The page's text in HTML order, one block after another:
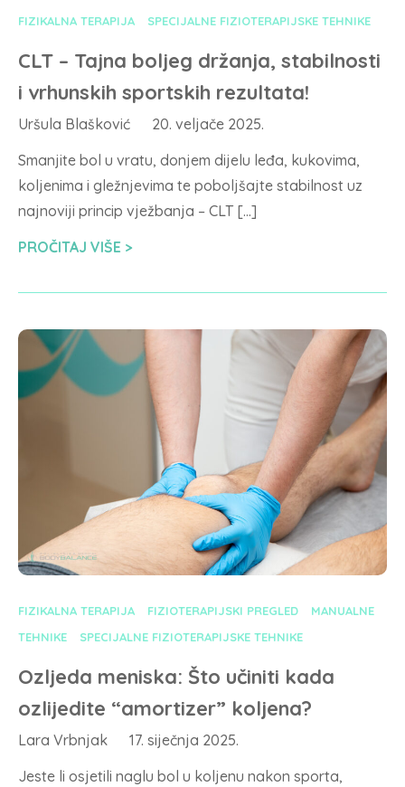
FIZIKALNA TERAPIJA SPECIJALNE FIZIOTERAPIJSKE TEHNIKE
CLT – Tajna boljeg držanja, stabilnosti
i vrhunskih sportskih rezultata!
Uršula Blašković
20. veljače 2025.
Smanjite bol u vratu, donjem dijelu leđa, kukovima,
koljenima i gležnjevima te poboljšajte stabilnost uz
najnoviji princip vježbanja – CLT […]
PROČITAJ VIŠE
FIZIKALNA TERAPIJA FIZIOTERAPIJSKI PREGLED
MANUALNE
TEHNIKE
SPECIJALNE FIZIOTERAPIJSKE TEHNIKE
Ozljeda meniska: Što učiniti kada
ozlijedite “amortizer” koljena?
Lara Vrbnjak
17. siječnja 2025.
Jeste li osjetili naglu bol u koljenu nakon sporta,